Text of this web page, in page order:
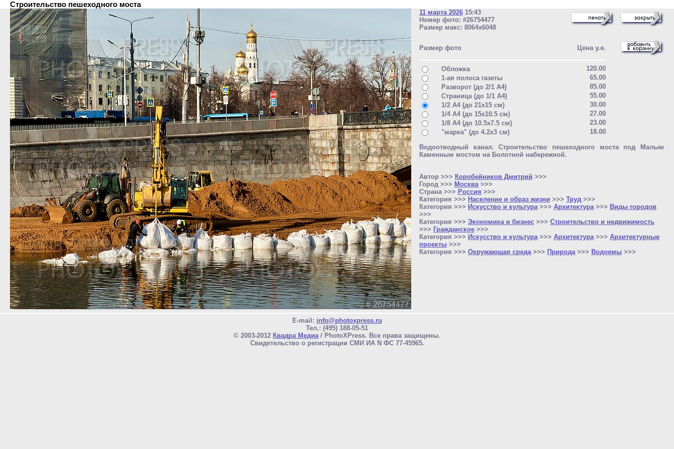
Строительство пешеходного моста
11 марта 2026 15:43
Номер фото: #26754477
Размер макс: 8064x6048
Размер фото Цена у.е.
Обложка
120.00
1-ая полоса газеты
65.00
Разворот (до 2/1 A4)
85.00
Страница (до 1/1 A4)
55.00
1/2 A4 (до 21x15 см)
30.00
1/4 A4 (до 15x10.5 см)
27.00
1/8 A4 (до 10.5x7.5 см)
23.00
"марка" (до 4.2x3 см)
18.00
Водоотводный канал. Строительство пешеходного моста под Малым
Каменным мостом на Болотной набережной.
Автор >>> Коробейников Дмитрий >>>
Город >>> Москва >>>
Страна >>> Россия >>>
Категория >>> Население и образ жизни >>> Труд >>>
Категория >>> Искусство и культура >>> Архитектура >>> Виды городов
>>>
Категория >>> Экономика и бизнес >>> Строительство и недвижимость
>>> Гражданское >>>
Категория >>> Искусство и культура >>> Архитектура >>> Архитектурные
проекты >>>
Категория >>> Окружающая среда >>> Природа >>> Водоемы >>>
E-mail: info@photoxpress.ru
Тел.: (495) 188-05-51
© 2003-2012 Квадра Медиа/ PhotoXPress. Все права защищены.
Свидетельство о регистрации СМИ ИА N ФС 77-45965.